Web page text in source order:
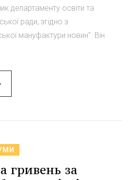
департаменту освіти та
ради, згідно з
мануфактури новин". Він
гривень за